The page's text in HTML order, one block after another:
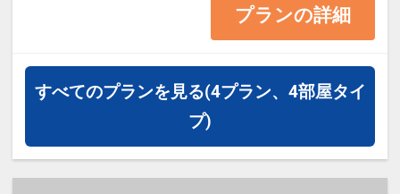
ご利用いただきます。
寝」について】
・幼児施設使用料（0歳～未就学
児）：無料
プランの詳細
すべてのプランを見る(4プラン、4部屋タイ
プ)